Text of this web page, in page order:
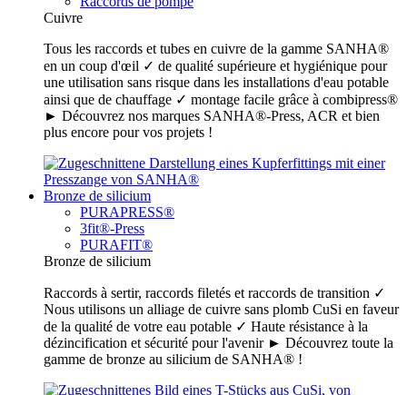
Cuivre
Tous les raccords et tubes en cuivre de la gamme SANHA®
en un coup d'œil ✓ de qualité supérieure et hygiénique pour
une utilisation sans risque dans les installations d'eau potable
ainsi que de chauffage ✓ montage facile grâce à combipress®
► Découvrez nos marques SANHA®-Press, ACR et bien
plus encore pour vos projets !
Bronze de silicium
PURAPRESS®
3fit®-Press
PURAFIT®
Bronze de silicium
Raccords à sertir, raccords filetés et raccords de transition ✓
Nous utilisons un alliage de cuivre sans plomb CuSi en faveur
de la qualité de votre eau potable ✓ Haute résistance à la
dézincification et sécurité pour l'avenir ► Découvrez toute la
gamme de bronze au silicium de SANHA® !